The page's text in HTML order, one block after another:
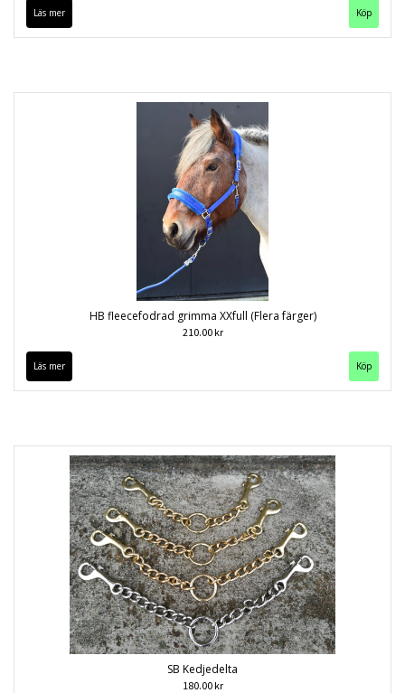
Läs mer Köp
HB fleecefodrad grimma XXfull (Flera färger)
210.00 kr
Läs mer Köp
SB Kedjedelta
180.00 kr